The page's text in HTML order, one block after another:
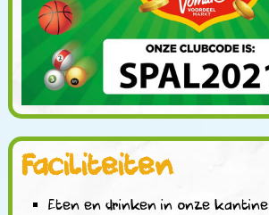
Faciliteiten
Eten en drinken in onze kantine